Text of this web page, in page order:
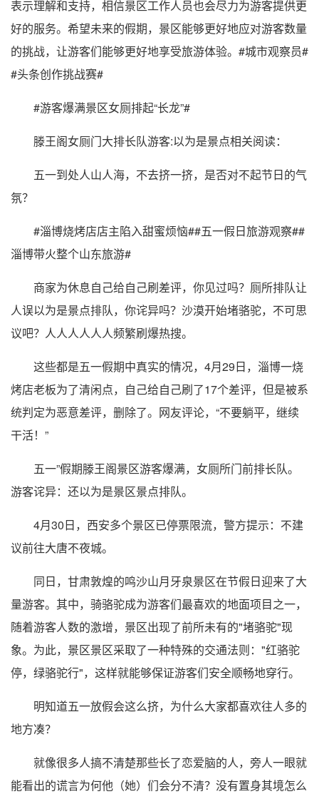
表示理解和支持，相信景区工作人员也会尽力为游客提供更
好的服务。希望未来的假期，景区能够更好地应对游客数量
的挑战，让游客们能够更好地享受旅游体验。#城市观察员#
#头条创作挑战赛#
#游客爆满景区女厕排起“长龙”#
滕王阁女厕门大排长队游客:以为是景点相关阅读：
五一到处人山人海，不去挤一挤，是否对不起节日的气
氛？
#淄博烧烤店店主陷入甜蜜烦恼##五一假日旅游观察##
淄博带火整个山东旅游#
商家为休息自己给自己刷差评，你见过吗？厕所排队让
人误以为是景点排队，你诧异吗？沙漠开始堵骆驼，不可思
议吧？人人人人人人频繁刷爆热搜。
这些都是五一假期中真实的情况，4月29日，淄博一烧
烤店老板为了清闲点，自己给自己刷了17个差评，但是被系
统判定为恶意差评，删除了。网友评论，“不要躺平，继续
干活！”
五一”假期滕王阁景区游客爆满，女厕所门前排长队。
游客诧异：还以为是景区景点排队。
4月30日，西安多个景区已停票限流，警方提示：不建
议前往大唐不夜城。
同日，甘肃敦煌的鸣沙山月牙泉景区在节假日迎来了大
量游客。其中，骑骆驼成为游客们最喜欢的地面项目之一，
随着游客人数的激增，景区出现了前所未有的"堵骆驼"现
象。为此，景区景区采取了一种特殊的交通法则："红骆驼
停，绿骆驼行"，这样就能够保证游客们安全顺畅地穿行。
明知道五一放假会这么挤，为什么大家都喜欢往人多的
地方凑？
就像很多人搞不清楚那些长了恋爱脑的人，旁人一眼就
能看出的谎言为何他（她）们会分不清？没有置身其境怎么